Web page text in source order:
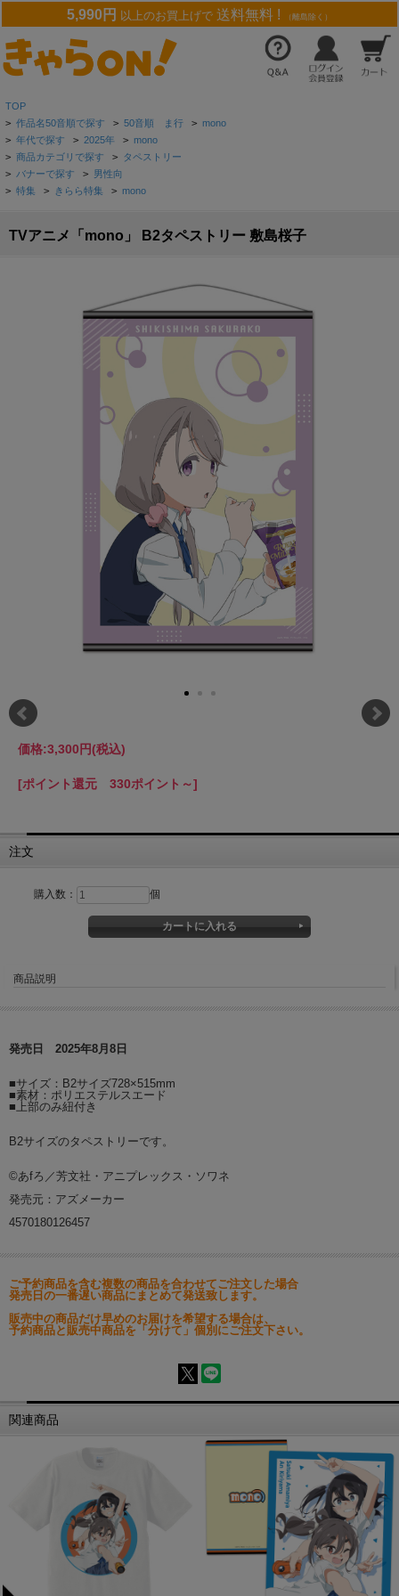
5,990円 以上のお買上げで 送料無料 ! （離島除く）
TOP
> 作品名50音順で探す > 50音順 ま行 > mono
> 年代で探す > 2025年 > mono
> 商品カテゴリで探す > タペストリー
> バナーで探す > 男性向
> 特集 > きらら特集 > mono
TVアニメ「mono」 B2タペストリー 敷島桜子
価格:3,300円(税込)
[ポイント還元 330ポイント～]
注文
購入数： 個
商品説明
発売日 2025年8月8日
■サイズ：B2サイズ728×515mm
■素材：ポリエステルスエード
■上部のみ紐付き
B2サイズのタペストリーです。
©あfろ／芳文社・アニプレックス・ソワネ
発売元：アズメーカー
4570180126457
ご予約商品を含む複数の商品を合わせてご注文した場合
発売日の一番遅い商品にまとめて発送致します。
販売中の商品だけ早めのお届けを希望する場合は、
予約商品と販売中商品を「分けて」個別にご注文下さい。
関連商品